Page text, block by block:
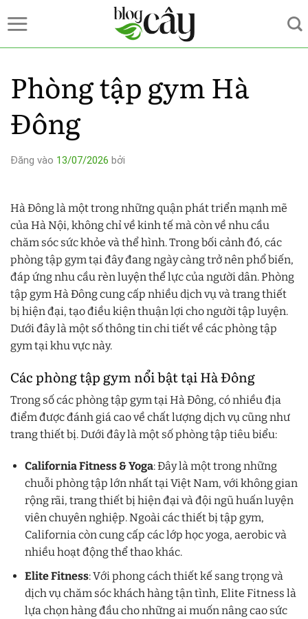
qua
Phòng tập gym Hà
Đông
Đăng vào 13/07/2026 bởi
Hà Đông là một trong những quận phát triển mạnh mẽ
của Hà Nội, không chỉ về kinh tế mà còn về nhu cầu
chăm sóc sức khỏe và thể hình. Trong bối cảnh đó, các
phòng tập gym tại đây đang ngày càng trở nên phổ biến,
đáp ứng nhu cầu rèn luyện thể lực của người dân. Phòng
tập gym Hà Đông cung cấp nhiều dịch vụ và trang thiết
bị hiện đại, tạo điều kiện thuận lợi cho người tập luyện.
Dưới đây là một số thông tin chi tiết về các phòng tập
gym tại khu vực này.
Các phòng tập gym nổi bật tại Hà Đông
Trong số các phòng tập gym tại Hà Đông, có nhiều địa
điểm được đánh giá cao về chất lượng dịch vụ cũng như
trang thiết bị. Dưới đây là một số phòng tập tiêu biểu:
California Fitness & Yoga: Đây là một trong những
chuỗi phòng tập lớn nhất tại Việt Nam, với không gian
rộng rãi, trang thiết bị hiện đại và đội ngũ huấn luyện
viên chuyên nghiệp. Ngoài các thiết bị tập gym,
California còn cung cấp các lớp học yoga, aerobic và
nhiều hoạt động thể thao khác.
Elite Fitness: Với phong cách thiết kế sang trọng và
dịch vụ chăm sóc khách hàng tận tình, Elite Fitness là
lựa chọn hàng đầu cho những ai muốn nâng cao sức